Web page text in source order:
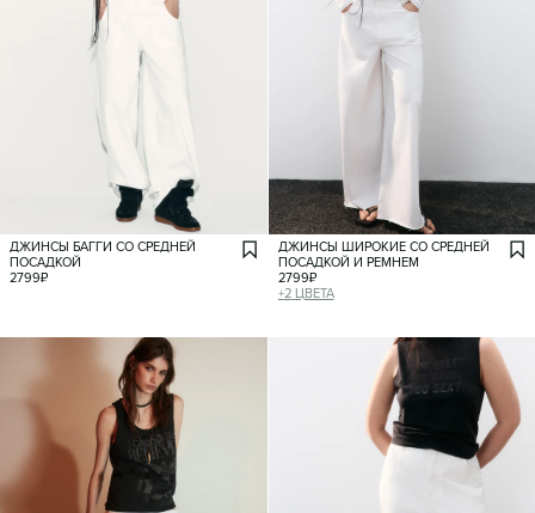
ДЖИНСЫ БАГГИ СО СРЕДНЕЙ
ПОСАДКОЙ
2799₽
ДЖИНСЫ ШИРОКИЕ СО СРЕДНЕЙ
ПОСАДКОЙ И РЕМНЕМ
2799₽
+2 ЦВЕТА